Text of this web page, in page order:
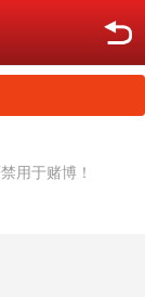
用于赌博！